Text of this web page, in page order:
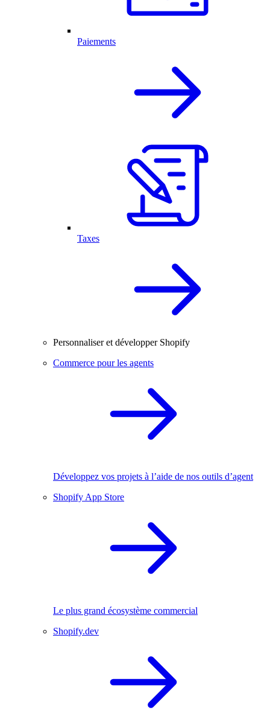
Paiements
Taxes
Personnaliser et développer Shopify
Commerce pour les agents
Développez vos projets à l’aide de nos outils d’agent
Shopify App Store
Le plus grand écosystème commercial
Shopify.dev